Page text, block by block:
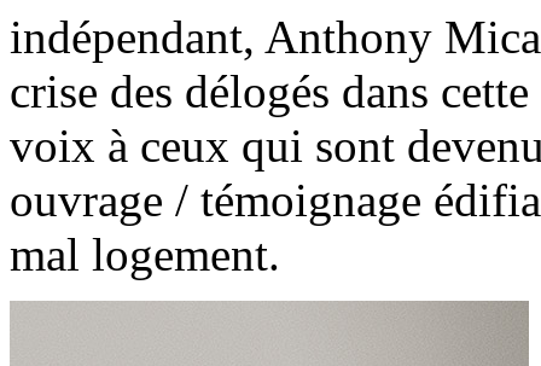
indépendant, Anthony
crise des délogés dans
voix à ceux qui sont
ouvrage / témoignage
mal logement.